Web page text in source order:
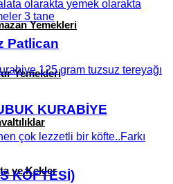
Yemekleri
Yemekleri
ve Kekler
Patlican
KURABİYE
KÖFTESİ)